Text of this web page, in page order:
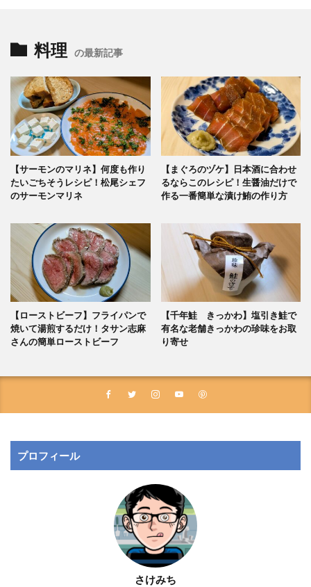
料理 の最新記事
【サーモンのマリネ】何度も作り
たいごちそうレシピ！松尾シェフ
のサーモンマリネ
【まぐろのヅケ】日本酒に合わせ
るならこのレシピ！生醤油だけで
作る一番簡単な漬け鮪の作り方
【ローストビーフ】フライパンで
焼いて湯煎するだけ！タサン志麻
さんの簡単ローストビーフ
【千年鮭 きっかわ】塩引き鮭で
有名な老舗きっかわの珍味をお取
り寄せ
プロフィール
さけみち